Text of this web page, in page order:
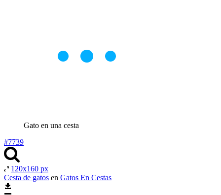
Gato en una cesta
#7739
120x160 px
Cesta de gatos en Gatos En Cestas